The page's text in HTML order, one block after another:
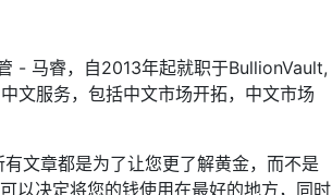
- 马睿，自2013年起就职于BullionVault,
文服务，包括中文市场开拓，中文市场
文章都是为了让您更了解黄金，而不是
以决定将您的钱使用在最好的地方，同时